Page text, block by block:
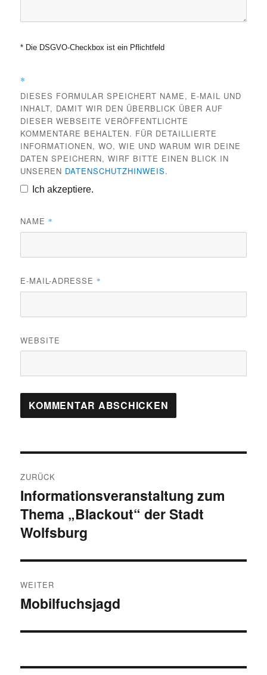
* Die DSGVO-Checkbox ist ein Pflichtfeld
*
DIESES FORMULAR SPEICHERT NAME, E-MAIL UND
INHALT, DAMIT WIR DEN ÜBERBLICK ÜBER AUF
DIESER WEBSEITE VERÖFFENTLICHTE
KOMMENTARE BEHALTEN. FÜR DETAILLIERTE
INFORMATIONEN, WO, WIE UND WARUM WIR DEINE
DATEN SPEICHERN, WIRF BITTE EINEN BLICK IN
UNSEREN DATENSCHUTZHINWEIS.
Ich akzeptiere.
NAME *
E-MAIL-ADRESSE *
WEBSITE
ZURÜCK
Vorheriger
Beitrag:
Informationsveranstaltung zum
Thema „Blackout“ der Stadt
Wolfsburg
WEITER
Nächster
Mobilfuchsjagd